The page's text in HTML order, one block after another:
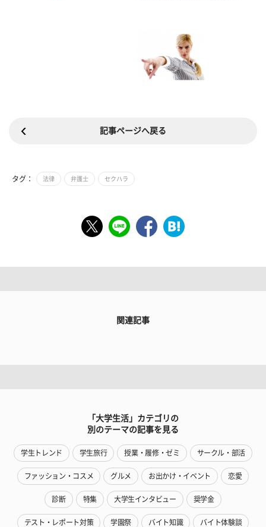
記事ページへ戻る
タグ： 法律 弁護士 セクハラ
関連記事
「大学生活」カテゴリの
別のテーマの記事を見る
学生トレンド 学生旅行 授業・履修・ゼミ サークル・部活
ファッション・コスメ グルメ お出かけ・イベント 恋愛
診断 特集 大学生インタビュー 奨学金
テスト・レポート対策 学園祭 バイト知識 バイト体験談